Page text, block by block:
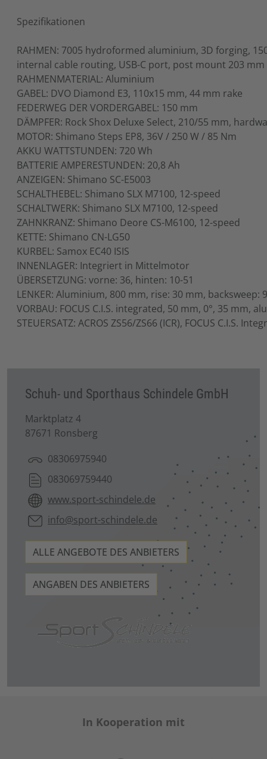
Spezifikationen
RAHMEN: 7005 hydroformed aluminium, 3D forging,
internal cable routing, USB-C port, post mount 203 mm
RAHMENMATERIAL: Aluminium
GABEL: DVO Diamond E3, 110x15 mm, 44 mm rake
FEDERWEG DER VORDERGABEL: 150 mm
DÄMPFER: Rock Shox Deluxe Select, 210/55 mm,
MOTOR: Shimano Steps EP8, 36V / 250 W / 85 Nm
AKKU WATTSTUNDEN: 720 Wh
BATTERIE AMPERESTUNDEN: 20,8 Ah
ANZEIGEN: Shimano SC-E5003
SCHALTHEBEL: Shimano SLX M7100, 12-speed
SCHALTWERK: Shimano SLX M7100, 12-speed
ZAHNKRANZ: Shimano Deore CS-M6100, 12-speed
KETTE: Shimano CN-LG50
KURBEL: Samox EC40 ISIS
INNENLAGER: Integriert in Mittelmotor
ÜBERSETZUNG: vorne: 36, hinten: 10-51
LENKER: Aluminium, 800 mm, rise: 30 mm, backsweep:
VORBAU: FOCUS C.I.S. integrated, 50 mm, 0°, 35 mm,
STEUERSATZ: ACROS ZS56/ZS66 (ICR), FOCUS C.I.S.
Schuh- und Sporthaus Schindele GmbH
Marktplatz 4
87671 Ronsberg
08306975940
083069759440
www.sport-schindele.de
info@sport-schindele.de
ALLE ANGEBOTE DES ANBIETERS
ANGABEN DES ANBIETERS
In Kooperation mit